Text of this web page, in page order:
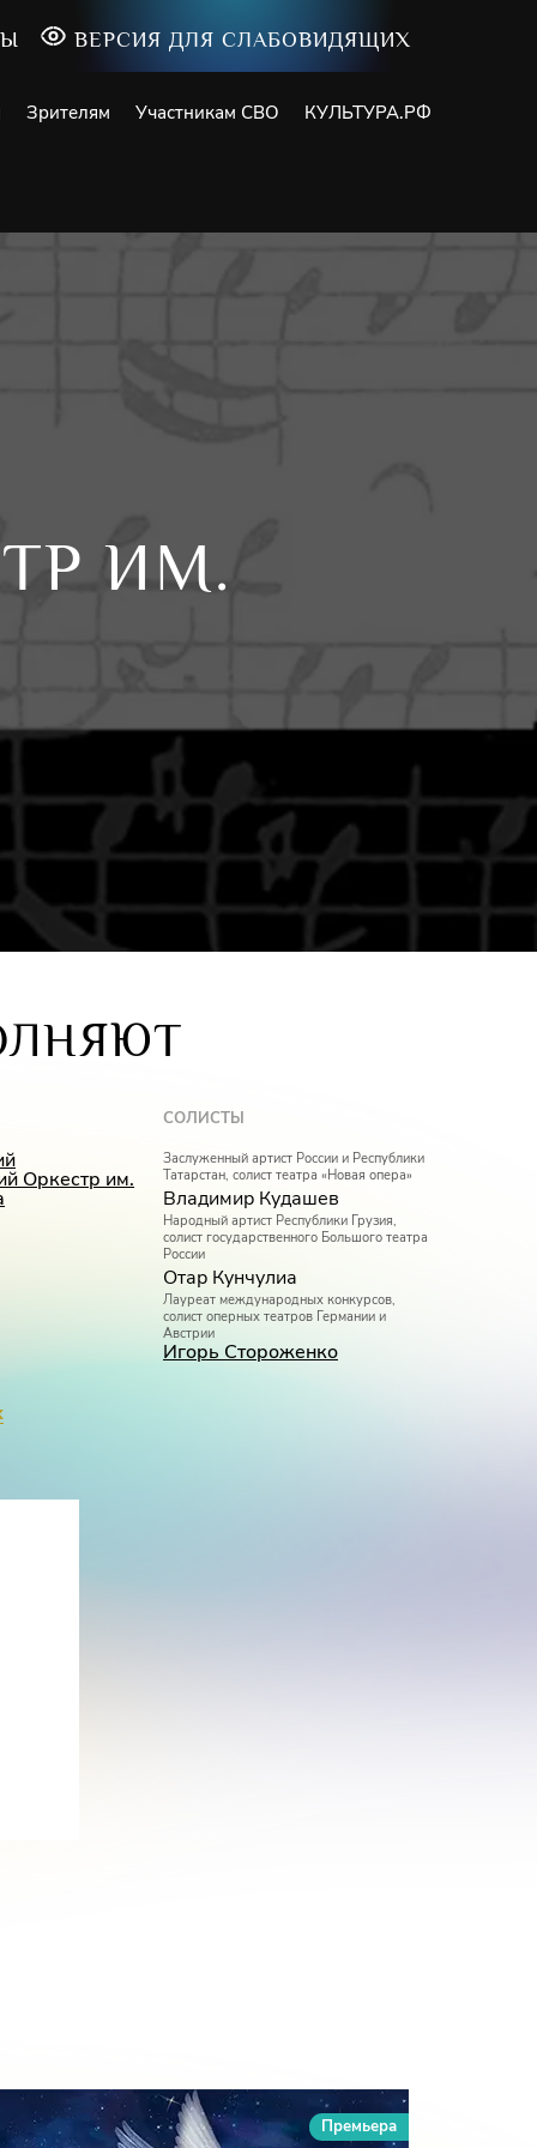
ВЕРСИЯ ДЛЯ СЛАБОВИДЯЩИХ
Зрителям Участникам СВО КУЛЬТУРА.РФ
ИМ.
Оркестр им.
СОЛИСТЫ
Заслуженный артист России и Республики
Татарстан, солист театра «Новая опера»
Владимир Кудашев
Народный артист Республики Грузия,
солист государственного Большого театра
России
Отар Кунчулиа
Лауреат международных конкурсов,
солист оперных театров Германии и
Австрии
Игорь Стороженко
Премьера